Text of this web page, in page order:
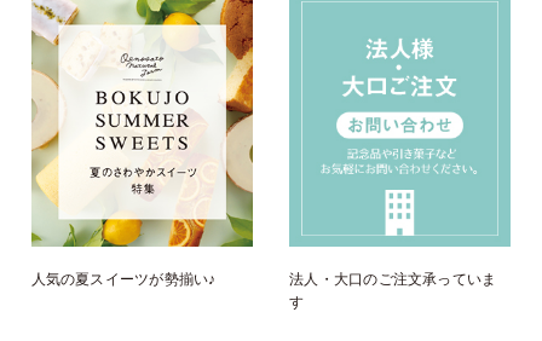
人気の夏スイーツが勢揃い♪
法人・大口のご注文承っていま
す